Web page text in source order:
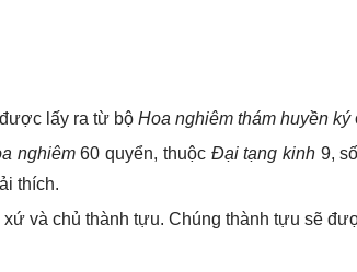
lấy ra từ bộ Hoa nghiêm thám huyền ký
nghiêm60 quyển, thuộc Đại tạng kinh9,
thích.
xứ và chủ thành tựu. Chúng thành tựu sẽ